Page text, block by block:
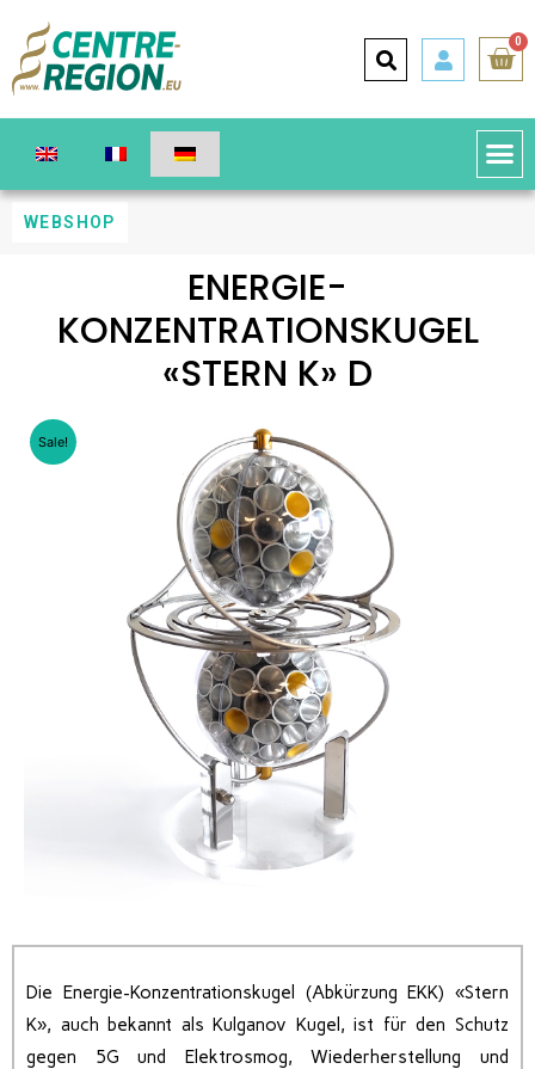
0
WEBSHOP
ENERGIE-
KONZENTRATIONSKUGEL
«STERN K» D
Sale!
Die Energie-Konzentrationskugel (Abkürzung EKK) «Stern
K», auch bekannt als Kulganov Kugel, ist für den Schutz
gegen 5G und Elektrosmog, Wiederherstellung und